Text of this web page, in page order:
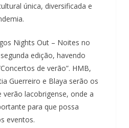
única, diversificada e
Nights Out – Noites no
edição, havendo
de verão”. HMB,
Guerreiro e Blaya serão os
verão lacobrigense, onde a
para que possa
eventos.